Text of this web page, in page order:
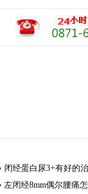
闭经蛋白尿3+有好的
左闭经8mm偶尔腰痛